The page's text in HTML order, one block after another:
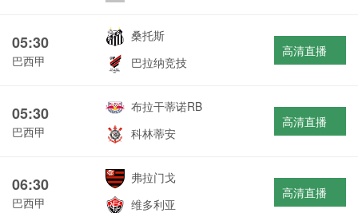
05:30
巴西甲
桑托斯
巴拉纳竞技
高清直播
05:30
巴西甲
布拉干蒂诺RB
科林蒂安
高清直播
06:30
巴西甲
弗拉门戈
维多利亚
高清直播